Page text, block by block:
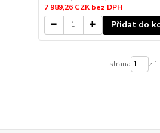
7 989,26 CZKbez DPH
Přidat do
strana z 1